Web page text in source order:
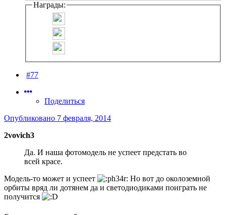
Награды:
#77
Поделиться
Опубликовано 7 февраля, 2014
2vovich3
Да. И наша фотомодель не успеет предстать во
всей красе.
Модель-то может и успеет
Но вот до околоземной
орбиты вряд ли дотянем да и светодиодиками поиграть не
получится